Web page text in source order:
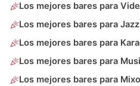
Los mejores bares para
Los mejores bares para
Los mejores bares para
Los mejores bares para
Los mejores bares para